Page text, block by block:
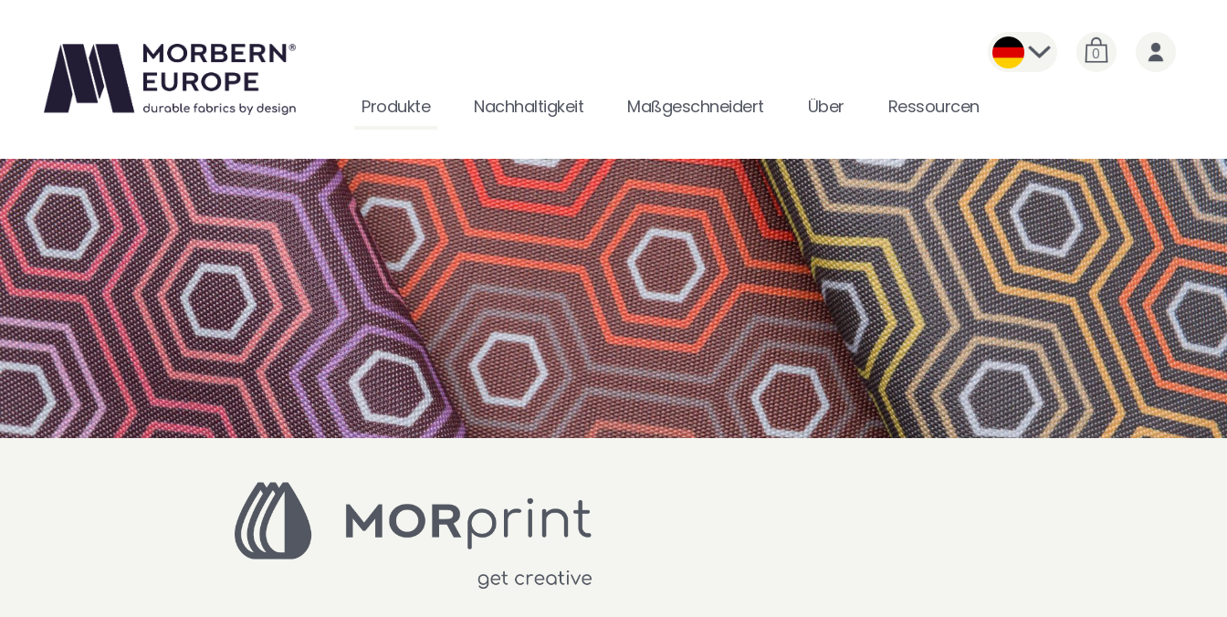
0
Produkte Nachhaltigkeit Maßgeschneidert Über Ressourcen